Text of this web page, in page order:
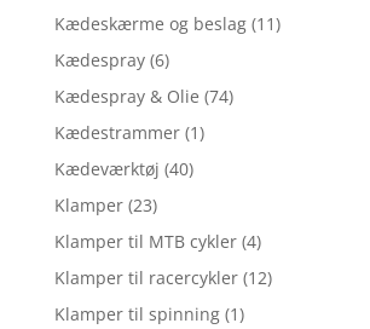
Kædeskærme og beslag (11)
Kædespray (6)
Kædespray & Olie (74)
Kædestrammer (1)
Kædeværktøj (40)
Klamper (23)
Klamper til MTB cykler (4)
Klamper til racercykler (12)
Klamper til spinning (1)